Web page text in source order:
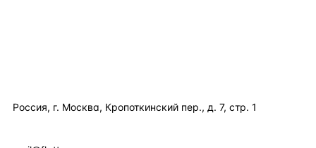
Россия, г. Москва, Кропоткинский пер., д. 7, стр. 1